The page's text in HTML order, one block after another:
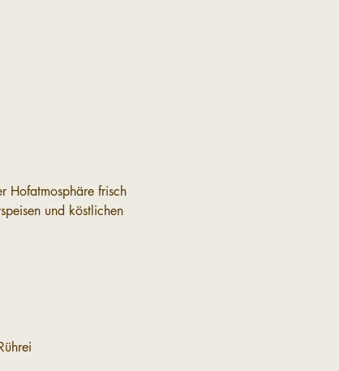
Hofatmosphäre frisch
und köstlichen